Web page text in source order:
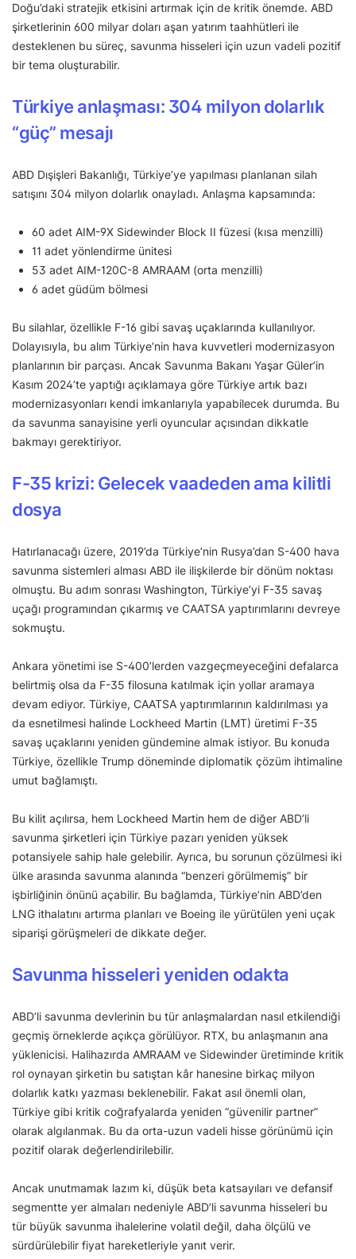
Doğu’daki stratejik etkisini artırmak için de kritik önemde. ABD
şirketlerinin 600 milyar doları aşan yatırım taahhütleri ile
desteklenen bu süreç, savunma hisseleri için uzun vadeli pozitif
bir tema oluşturabilir.
Türkiye anlaşması: 304 milyon dolarlık
“güç” mesajı
ABD Dışişleri Bakanlığı, Türkiye’ye yapılması planlanan silah
satışını 304 milyon dolarlık onayladı. Anlaşma kapsamında:
60 adet AIM-9X Sidewinder Block II füzesi (kısa menzilli)
11 adet yönlendirme ünitesi
53 adet AIM-120C-8 AMRAAM (orta menzilli)
6 adet güdüm bölmesi
Bu silahlar, özellikle F-16 gibi savaş uçaklarında kullanılıyor.
Dolayısıyla, bu alım Türkiye’nin hava kuvvetleri modernizasyon
planlarının bir parçası. Ancak Savunma Bakanı Yaşar Güler’in
Kasım 2024’te yaptığı açıklamaya göre Türkiye artık bazı
modernizasyonları kendi imkanlarıyla yapabilecek durumda. Bu
da savunma sanayisine yerli oyuncular açısından dikkatle
bakmayı gerektiriyor.
F-35 krizi: Gelecek vaadeden ama kilitli
dosya
Hatırlanacağı üzere, 2019’da Türkiye’nin Rusya’dan S-400 hava
savunma sistemleri alması ABD ile ilişkilerde bir dönüm noktası
olmuştu. Bu adım sonrası Washington, Türkiye’yi F-35 savaş
uçağı programından çıkarmış ve CAATSA yaptırımlarını devreye
sokmuştu.
Ankara yönetimi ise S-400’lerden vazgeçmeyeceğini defalarca
belirtmiş olsa da F-35 filosuna katılmak için yollar aramaya
devam ediyor. Türkiye, CAATSA yaptırımlarının kaldırılması ya
da esnetilmesi halinde Lockheed Martin (LMT) üretimi F-35
savaş uçaklarını yeniden gündemine almak istiyor. Bu konuda
Türkiye, özellikle Trump döneminde diplomatik çözüm ihtimaline
umut bağlamıştı.
Bu kilit açılırsa, hem Lockheed Martin hem de diğer ABD’li
savunma şirketleri için Türkiye pazarı yeniden yüksek
potansiyele sahip hale gelebilir. Ayrıca, bu sorunun çözülmesi iki
ülke arasında savunma alanında “benzeri görülmemiş” bir
işbirliğinin önünü açabilir. Bu bağlamda, Türkiye’nin ABD’den
LNG ithalatını artırma planları ve Boeing ile yürütülen yeni uçak
siparişi görüşmeleri de dikkate değer.
Savunma hisseleri yeniden odakta
ABD’li savunma devlerinin bu tür anlaşmalardan nasıl etkilendiği
geçmiş örneklerde açıkça görülüyor. RTX, bu anlaşmanın ana
yüklenicisi. Halihazırda AMRAAM ve Sidewinder üretiminde kritik
rol oynayan şirketin bu satıştan kâr hanesine birkaç milyon
dolarlık katkı yazması beklenebilir. Fakat asıl önemli olan,
Türkiye gibi kritik coğrafyalarda yeniden “güvenilir partner”
olarak algılanmak. Bu da orta-uzun vadeli hisse görünümü için
pozitif olarak değerlendirilebilir.
Ancak unutmamak lazım ki, düşük beta katsayıları ve defansif
segmentte yer almaları nedeniyle ABD’li savunma hisseleri bu
tür büyük savunma ihalelerine volatil değil, daha ölçülü ve
sürdürülebilir fiyat hareketleriyle yanıt verir.